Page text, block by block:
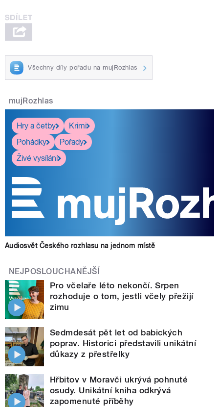
Všechny díly pořadu na mujRozhlas
mujRozhlas
Hry a četby
Krimi
Pohádky
Pořady
Živé vysílání
Audiosvět Českého rozhlasu na jednom místě
NEJPOSLOUCHANĚJŠÍ
Pro včelaře léto nekončí. Srpen
rozhoduje o tom, jestli včely přežijí
zimu
Sedmdesát pět let od babických
poprav. Historici představili unikátní
důkazy z přestřelky
Hřbitov v Moravči ukrývá pohnuté
osudy. Unikátní kniha odkrývá
zapomenuté příběhy